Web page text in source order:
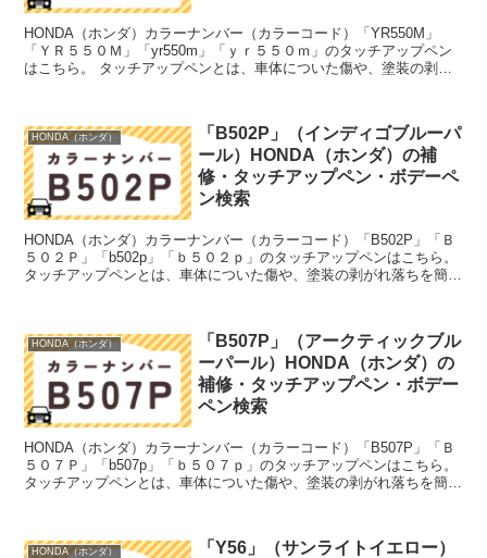
HONDA（ホンダ）カラーナンバー（カラーコード）「YR550M」
「ＹＲ５５０Ｍ」「yr550m」「ｙｒ５５０ｍ」のタッチアップペン
はこちら。 タッチアップペンとは、車体についた傷や、塗装の剥が
HONDA（ホンダ）
「B502P」（インディゴブルーパ
ール）HONDA（ホンダ）の補
修・タッチアップペン・ボデーペ
ン検索
HONDA（ホンダ）カラーナンバー（カラーコード）「B502P」「Ｂ
５０２Ｐ」「b502p」「ｂ５０２ｐ」のタッチアップペンはこちら。
タッチアップペンとは、車体についた傷や、塗装の剥がれ落ちを簡単
HONDA（ホンダ）
「B507P」（アークティックブル
ーパール）HONDA（ホンダ）の
補修・タッチアップペン・ボデー
ペン検索
HONDA（ホンダ）カラーナンバー（カラーコード）「B507P」「Ｂ
５０７Ｐ」「b507p」「ｂ５０７ｐ」のタッチアップペンはこちら。
タッチアップペンとは、車体についた傷や、塗装の剥がれ落ちを簡単
HONDA（ホンダ）
「Y56」（サンライトイエロー）